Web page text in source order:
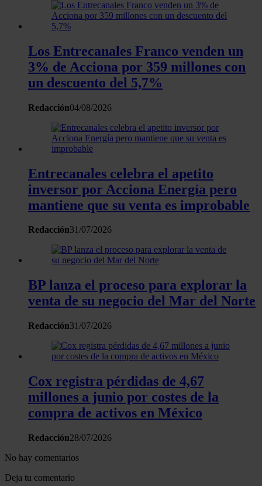
momento en la Declaración de cookies.
contenido y los anuncios, ofrecer funciones de redes
analizar el tráfico. Además, compartimos información sobre
uso que haga del sitio web con nuestros partners de redes
sociales, publicidad y análisis web, quienes pueden
con otra información que les haya proporcionado o que
Los Entrecanales Franco venden un
3% de Acciona por 359 millones con
un descuento del 5,7%
Redacción04/08/2026
Entrecanales celebra el apetito
inversor por Acciona Energía pero
mantiene que su venta es improbable
Redacción31/07/2026
BP lanza el proceso para explorar la
venta de su negocio del Mar del Norte
Redacción31/07/2026
Cox registra pérdidas de 4,67
millones a junio por costes de la
compra de activos en México
Redacción28/07/2026
No hay comentarios
Deja tu comentario